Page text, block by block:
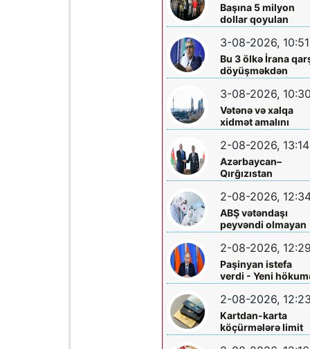
Başına 5 milyon
dollar qoyulan
“Ponço” belə həbs
edildi
3-08-2026, 10:51
Bu 3 ölkə İrana
döyüşməkdən
imtina etdi - XİN
rəsmisi açıqladı
3-08-2026, 10:30
Vətənə və xalqa
xidmət amalını
yaşadan iş adamı –
Üzeyir İsmayılov
2-08-2026, 13:14
Azərbaycan–
Qırğızıstan
münasibətləri Orta
Dəhlizin inkişafına
təkan verir
2-08-2026,
ABŞ vətəndaşı
peyvəndi olmayan
nadir virusa
2-08-2026, 12:29
Paşinyan istefa
verdi - Yeni
formalaşdırılır
2-08-2026, 12:23
Kartdan-karta
köçürmələrə limit
qoyuldu